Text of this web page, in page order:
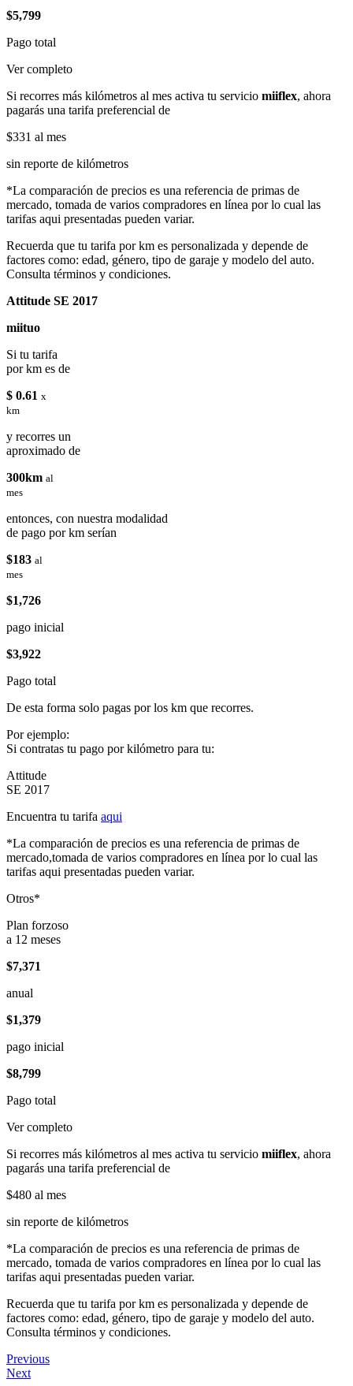
$5,799
Pago total
Ver completo
Si recorres más kilómetros al mes activa tu servicio miiflex, ahora
pagarás una tarifa preferencial de
$331 al mes
sin reporte de kilómetros
*La comparación de precios es una referencia de primas de
mercado, tomada de varios compradores en línea por lo cual las
tarifas aqui presentadas pueden variar.
Recuerda que tu tarifa por km es personalizada y depende de
factores como: edad, género, tipo de garaje y modelo del auto.
Consulta términos y condiciones.
Attitude SE 2017
miituo
Si tu tarifa
por km es de
$ 0.61 x
km
y recorres un
aproximado de
300km al
mes
entonces, con nuestra modalidad
de pago por km serían
$183 al
mes
$1,726
pago inicial
$3,922
Pago total
De esta forma solo pagas por los km que recorres.
Por ejemplo:
Si contratas tu pago por kilómetro para tu:
Attitude
SE 2017
Encuentra tu tarifa aqui
*La comparación de precios es una referencia de primas de
mercado,tomada de varios compradores en línea por lo cual las
tarifas aqui presentadas pueden variar.
Otros*
Plan forzoso
a 12 meses
$7,371
anual
$1,379
pago inicial
$8,799
Pago total
Ver completo
Si recorres más kilómetros al mes activa tu servicio miiflex, ahora
pagarás una tarifa preferencial de
$480 al mes
sin reporte de kilómetros
*La comparación de precios es una referencia de primas de
mercado, tomada de varios compradores en línea por lo cual las
tarifas aqui presentadas pueden variar.
Recuerda que tu tarifa por km es personalizada y depende de
factores como: edad, género, tipo de garaje y modelo del auto.
Consulta términos y condiciones.
Previous
Next